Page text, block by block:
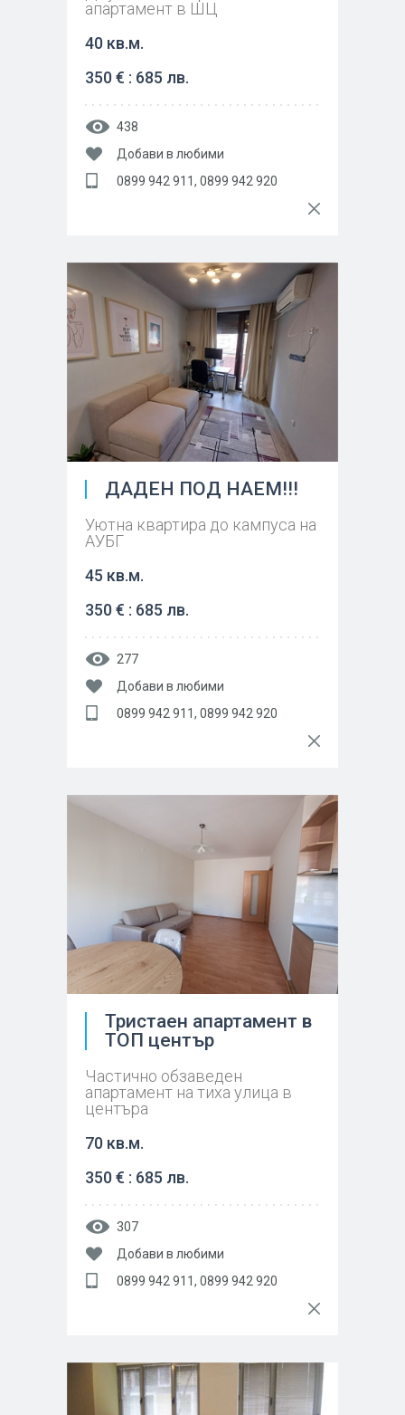
апартамент в ШЦ
40 кв.м.
350 € : 685 лв.
438
Добави в любими
0899 942 911, 0899 942 920
ДАДЕН ПОД НАЕМ!!!
Уютна квартира до кампуса на
АУБГ
45 кв.м.
350 € : 685 лв.
277
Добави в любими
0899 942 911, 0899 942 920
Тристаен апартамент в
ТОП център
Частично обзаведен
апартамент на тиха улица в
центъра
70 кв.м.
350 € : 685 лв.
307
Добави в любими
0899 942 911, 0899 942 920